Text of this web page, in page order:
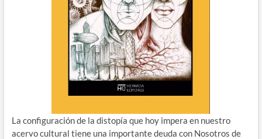
La configuración de la distopía que hoy impera en nuestro
acervo cultural tiene una importante deuda con Nosotros de